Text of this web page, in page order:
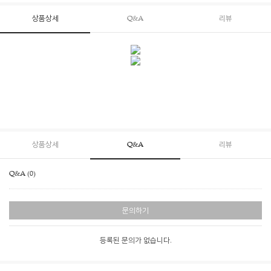
상품상세 Q&A 리뷰
상품상세 Q&A 리뷰
Q&A (0)
문의하기
등록된 문의가 없습니다.